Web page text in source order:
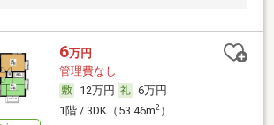
6万円
管理費なし
12万円
6万円
1階 / 3DK（53.46m2）